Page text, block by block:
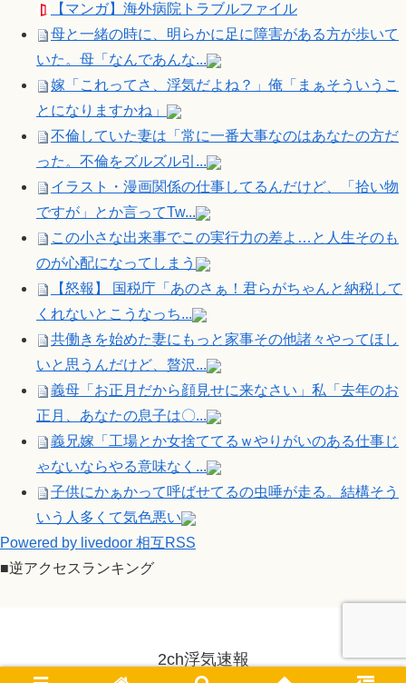
【マンガ】海外病院トラブルファイル
母と一緒の時に、明らかに足に障害がある方が歩いて
いた。母「なんであんな...
嫁「これってさ、浮気だよね？」俺「まぁそういうこ
とになりますかね」
不倫していた妻は「常に一番大事なのはあなたの方だ
った。不倫をズルズル引...
イラスト・漫画関係の仕事してるんだけど、「拾い物
ですが」とか言ってTw...
この小さな出来事でこの実行力の差よ…と人生そのも
のが心配になってしまう
【怒報】 国税庁「あのさぁ！君らがちゃんと納税して
くれないとこうなっち...
共働きを始めた妻にもっと家事その他諸々やってほし
いと思うんだけど、贅沢...
義母「お正月だから顔見せに来なさい」私「去年のお
正月、あなたの息子は〇...
義兄嫁「工場とか女捨ててるｗやりがいのある仕事じ
ゃないならやる意味なく...
子供にかぁかって呼ばせてるの虫唾が走る。結構そう
いう人多くて気色悪い
Powered by livedoor 相互RSS
■逆アクセスランキング
2ch浮気速報